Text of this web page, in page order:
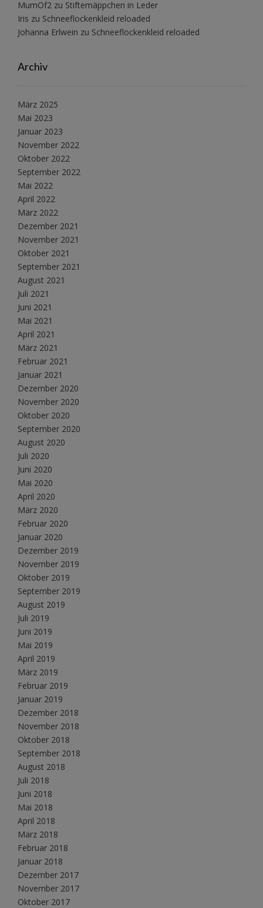
MumOf2 zu Stiftemäppchen in Leder
Iris zu Schneeflockenkleid reloaded
Johanna Erlwein zu Schneeflockenkleid reloaded
Archiv
März 2025
Mai 2023
Januar 2023
November 2022
Oktober 2022
September 2022
Mai 2022
April 2022
März 2022
Dezember 2021
November 2021
Oktober 2021
September 2021
August 2021
Juli 2021
Juni 2021
Mai 2021
April 2021
März 2021
Februar 2021
Januar 2021
Dezember 2020
November 2020
Oktober 2020
September 2020
August 2020
Juli 2020
Juni 2020
Mai 2020
April 2020
März 2020
Februar 2020
Januar 2020
Dezember 2019
November 2019
Oktober 2019
September 2019
August 2019
Juli 2019
Juni 2019
Mai 2019
April 2019
März 2019
Februar 2019
Januar 2019
Dezember 2018
November 2018
Oktober 2018
September 2018
August 2018
Juli 2018
Juni 2018
Mai 2018
April 2018
März 2018
Februar 2018
Januar 2018
Dezember 2017
November 2017
Oktober 2017